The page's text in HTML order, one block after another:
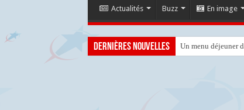
Actualités Buzz En image
Dernières nouvelles Un menu déjeuner